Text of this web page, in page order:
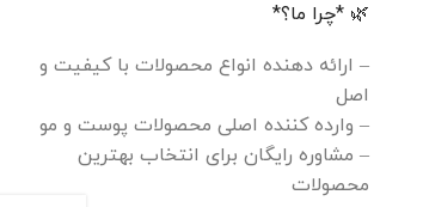
🌿 *چرا ما؟*
– ارائه دهنده انواع محصولات با کیفیت و
اصل
– وارده کننده اصلی محصولات پوست و مو
– مشاوره رایگان برای انتخاب بهترین
محصولات